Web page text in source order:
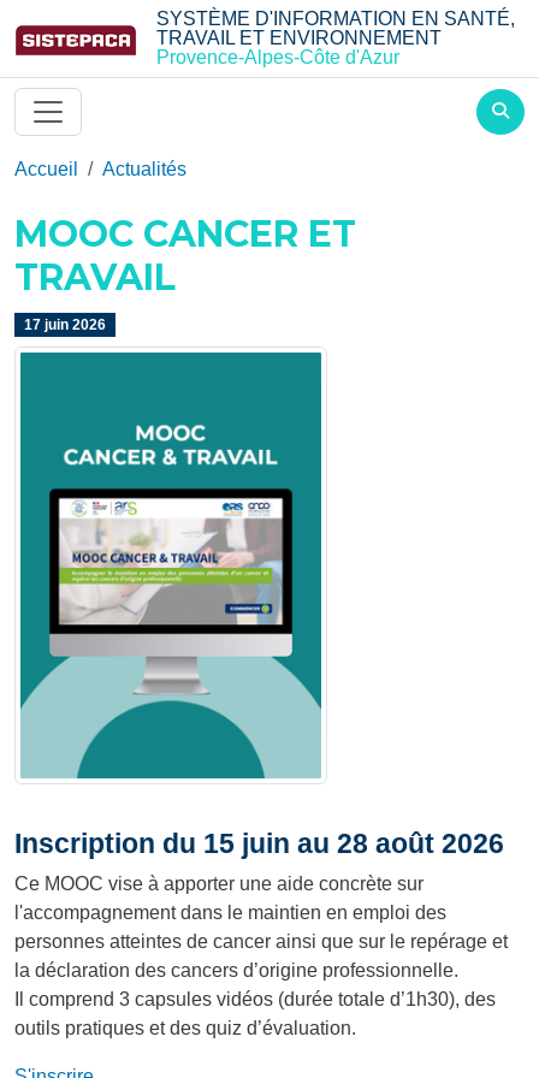
Aller au contenu principalSYSTÈME D'INFORMATION EN SANTÉ,
TRAVAIL ET ENVIRONNEMENT
Provence-Alpes-Côte d'Azur
Accueil Actualités
MOOC CANCER ET
TRAVAIL
17 juin 2026
Inscription du 15 juin au 28 août 2026
Ce MOOC vise à apporter une aide concrète sur
l'accompagnement dans le maintien en emploi des
personnes atteintes de cancer ainsi que sur le repérage et
la déclaration des cancers d’origine professionnelle.
Il comprend 3 capsules vidéos (durée totale d’1h30), des
outils pratiques et des quiz d’évaluation.